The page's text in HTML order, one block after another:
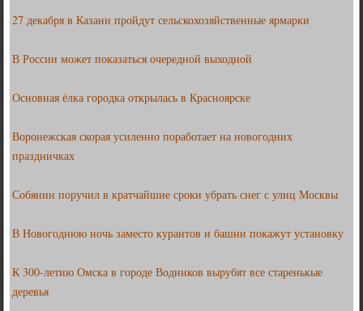
27 декабря в Казани пройдут сельскохозяйственные ярмарки
В России может показаться очередной выходной
Основная ёлка городка открылась в Красноярске
Воронежская скорая усиленно поработает на новогодних
праздничках
Собянин поручил в кратчайшие сроки убрать снег с улиц Москвы
В Новогоднюю ночь заместо курантов и башни покажут установку
К 300-летию Омска в городе Водников вырубят все старенькые
деревья